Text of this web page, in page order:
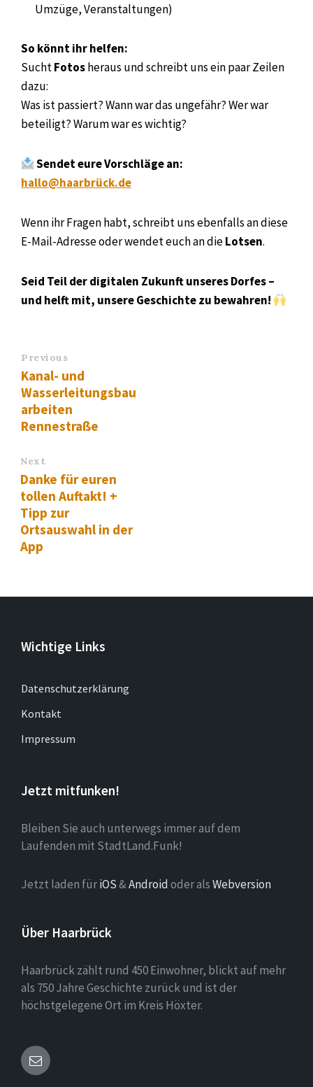
Umzüge, Veranstaltungen)
So könnt ihr helfen:
SuchtFotosheraus und schreibt uns ein paar Zeilen
dazu:
Was ist passiert? Wann war das ungefähr? Wer war
beteiligt? Warum war es wichtig?
Sendet eure Vorschläge an:
hallo@haarbrück.de
Wenn ihr Fragen habt, schreibt uns ebenfalls an diese
E-Mail-Adresse oder wendet euch an dieLotsen.
Seid Teil der digitalen Zukunft unseres Dorfes –
und helft mit, unsere Geschichte zu bewahren!
Previous
Kanal- und
Wasserleitungsbau
arbeiten
Rennestraße
Next
Danke für euren
tollen Auftakt! +
Tipp zur
Ortsauswahl in der
App
Wichtige Links
Datenschutzerklärung
Kontakt
Impressum
Jetzt mitfunken!
Bleiben Sie auch unterwegs immer auf dem
Laufenden mit StadtLand.Funk!
Jetzt laden füriOS&Androidoder alsWebversion
Über Haarbrück
Haarbrück zählt rund 450 Einwohner, blickt auf mehr
als 750 Jahre Geschichte zurück und ist der
höchstgelegene Ort im Kreis Höxter.
Email